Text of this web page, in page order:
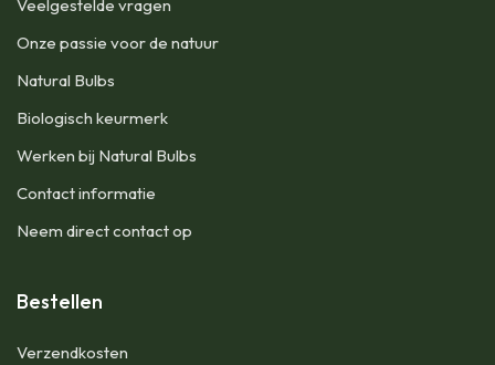
Veelgestelde vragen
Onze passie voor de natuur
Natural Bulbs
Biologisch keurmerk
Werken bij Natural Bulbs
Contact informatie
Neem direct contact op
Bestellen
Verzendkosten